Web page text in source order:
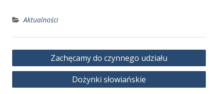
Aktualności
Nawigacja
wpisu
Zachęcamy do czynnego udziału
Dożynki słowiańskie